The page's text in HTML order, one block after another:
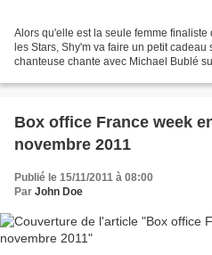
Alors qu'elle est la seule femme
les Stars, Shy'm va faire un petit
chanteuse chante avec Michael Bublé
Box office France week
novembre 2011
Publié le 15/11/2011 à 08:00
Par John Doe